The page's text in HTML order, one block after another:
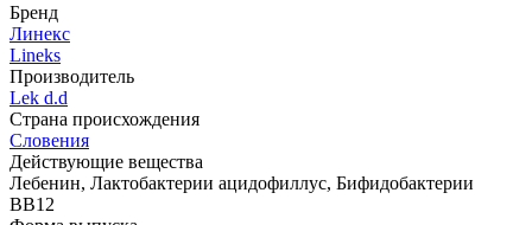
Бренд
Линекс
Lineks
Производитель
Lek d.d
Страна происхождения
Словения
Действующие вещества
Лебенин, Лактобактерии ацидофиллус, Бифидобактерии
ВВ12